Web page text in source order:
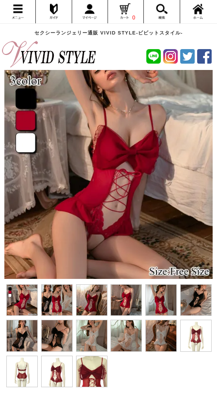
セクシーランジェリー通販 VIVID STYLE-ビビットスタイル-
0